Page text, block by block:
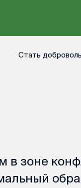
Стать
зоне